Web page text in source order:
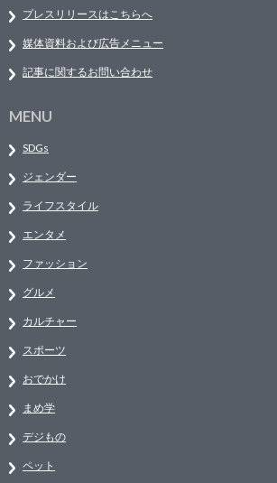
プレスリリースはこちらへ
媒体資料および広告メニュー
記事に関するお問い合わせ
MENU
SDGs
ジェンダー
ライフスタイル
エンタメ
ファッション
グルメ
カルチャー
スポーツ
おでかけ
まめ学
デジもの
ペット